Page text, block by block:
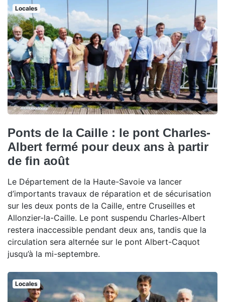
Locales
Ponts de la Caille : le pont Charles-
Albert fermé pour deux ans à partir
de fin août
Le Département de la Haute-Savoie va lancer
d’importants travaux de réparation et de sécurisation
sur les deux ponts de la Caille, entre Cruseilles et
Allonzier-la-Caille. Le pont suspendu Charles-Albert
restera inaccessible pendant deux ans, tandis que la
circulation sera alternée sur le pont Albert-Caquot
jusqu’à la mi-septembre.
Locales